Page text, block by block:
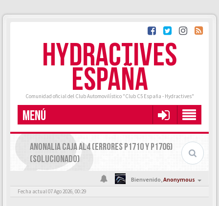
HYDRACTIVES
ESPAÑA
Comunidad oficial del Club Automovilístico "Club C5 España - Hydractives"
MENÚ
ANONALIA CAJA AL4 (ERRORES P1710 Y P1706)
(SOLUCIONADO)
Bienvenido,Anonymous
Fecha actual 07 Ago 2026, 00:29